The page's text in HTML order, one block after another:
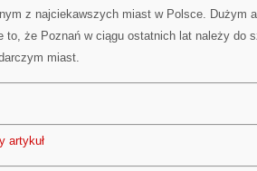
z najciekawszych miast w Polsce. Dużym
to, że Poznań w ciągu ostatnich lat należy do
miast.
artykuł